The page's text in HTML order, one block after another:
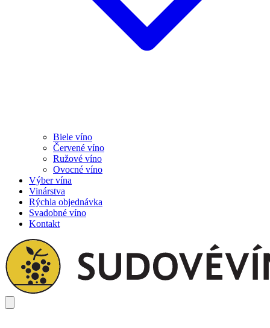
Biele víno
Červené víno
Ružové víno
Ovocné víno
Výber vína
Vinárstva
Rýchla objednávka
Svadobné víno
Kontakt